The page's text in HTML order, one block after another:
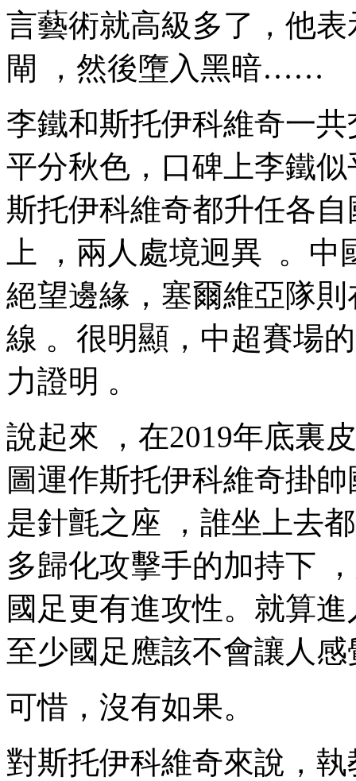
言藝術就高級多了 ，他表
閘 ，然後墮入黑暗……
李鐵和斯托伊科維奇一共交手
平分秋色，口碑上李鐵似
斯托伊科維奇都升任各自國
上 ，兩人處境迥異 
絕望邊緣，塞爾維亞
線 。很明顯，中超
力證明 。
說起來 ，在2019年底裏
圖運作斯托伊科維奇掛帥國
是針氈之座 ，誰坐上去
多歸化攻擊手的加持下
國足更有進攻性。就算
至少國足應該不會讓人感
可惜 ，沒有如果。
對斯托伊科維奇來說